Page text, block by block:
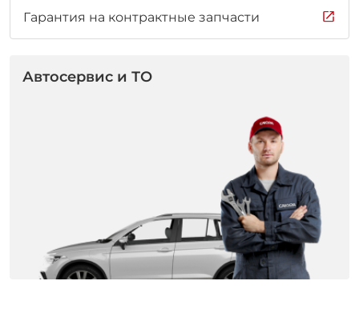
Гарантия на контрактные запчасти
Автосервис и ТО